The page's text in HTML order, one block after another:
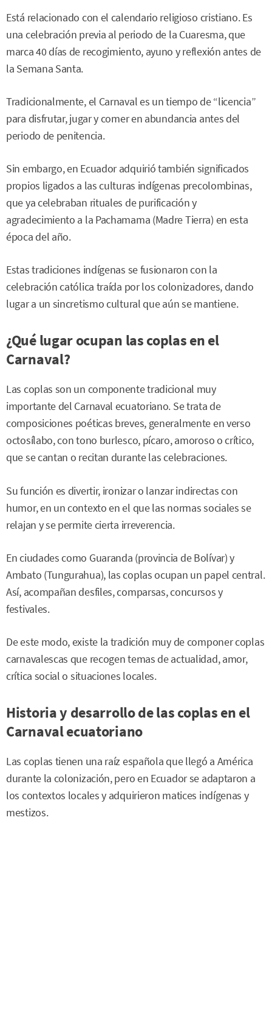
Está relacionado con el calendario religioso cristiano. Es
una celebración previa al periodo de la Cuaresma, que
marca 40 días de recogimiento, ayuno y reflexión antes de
la Semana Santa.
Tradicionalmente, el Carnaval es un tiempo de “licencia”
para disfrutar, jugar y comer en abundancia antes del
periodo de penitencia.
Sin embargo, en Ecuador adquirió también significados
propios ligados a las culturas indígenas precolombinas,
que ya celebraban rituales de purificación y
agradecimiento a la Pachamama (Madre Tierra) en esta
época del año.
Estas tradiciones indígenas se fusionaron con la
celebración católica traída por los colonizadores, dando
lugar a un sincretismo cultural que aún se mantiene.
¿Qué lugar ocupan las coplas en el
Carnaval?
Las coplas son un componente tradicional muy
importante del Carnaval ecuatoriano. Se trata de
composiciones poéticas breves, generalmente en verso
octosílabo, con tono burlesco, pícaro, amoroso o crítico,
que se cantan o recitan durante las celebraciones.
Su función es divertir, ironizar o lanzar indirectas con
humor, en un contexto en el que las normas sociales se
relajan y se permite cierta irreverencia.
En ciudades como Guaranda (provincia de Bolívar) y
Ambato (Tungurahua), las coplas ocupan un papel central.
Así, acompañan desfiles, comparsas, concursos y
festivales.
De este modo, existe la tradición muy de componer coplas
carnavalescas que recogen temas de actualidad, amor,
crítica social o situaciones locales.
Historia y desarrollo de las coplas en el
Carnaval ecuatoriano
Las coplas tienen una raíz española que llegó a América
durante la colonización, pero en Ecuador se adaptaron a
los contextos locales y adquirieron matices indígenas y
mestizos.